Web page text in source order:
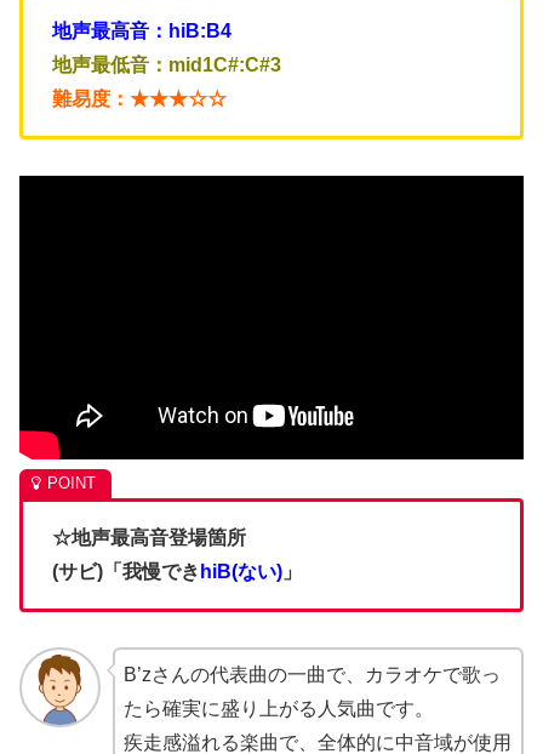
地声最高音：hiB:B4
地声最低音：mid1C#:C#3
難易度：★★★☆☆
☆地声最高音登場箇所
(サビ)「我慢でき hiB(ない) 」
B’zさんの代表曲の一曲で、カラオケで歌っ
たら確実に盛り上がる人気曲です。
疾走感溢れる楽曲で、全体的に中音域が使用